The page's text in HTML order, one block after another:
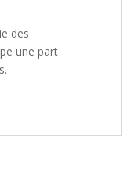
des
une part